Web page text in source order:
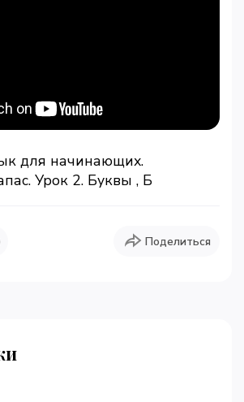
для начинающих.
Урок 2. Буквы Ә, Б
Поделиться